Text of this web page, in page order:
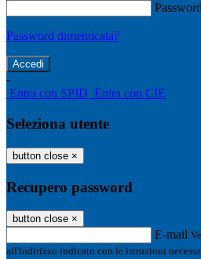
Password dimenticata?
-
Entra con SPID Entra con CIE
Seleziona utente
button close ×
Recupero password
button close ×
E-mail
all'indirizzo indicato con le istruzioni